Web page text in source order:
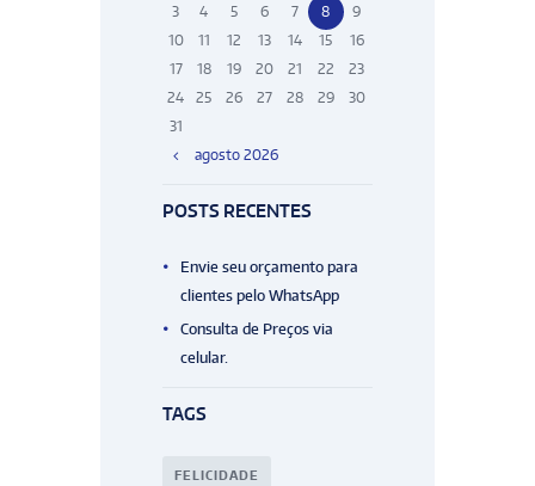
agosto 2026
3
4 5 6 7 8
9
10
11 12 13 14 15
16
17
18 19 20 21 22
23
24
25 26 27 28 29
30
31
POSTS RECENTES
Envie seu orçamento para
clientes pelo WhatsApp
Consulta de Preços via
celular.
TAGS
FELICIDADE